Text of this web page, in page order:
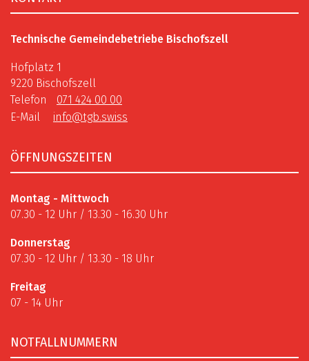
Technische Gemeindebetriebe Bischofszell
Hofplatz 1
9220 Bischofszell
Telefon
071 424 00 00
E-Mail
info@tgb.swiss
ÖFFNUNGSZEITEN
Montag - Mittwoch
07.30 - 12 Uhr / 13.30 - 16.30 Uhr
Donnerstag
07.30 - 12 Uhr / 13.30 - 18 Uhr
Freitag
07 - 14 Uhr
NOTFALLNUMMERN